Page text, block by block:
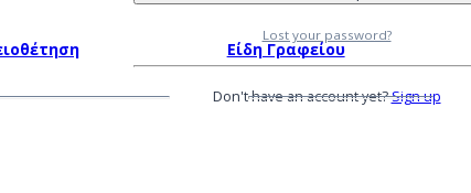
Είδη Γραφείου
Lost your password?
Don't have an account yet?Sign up